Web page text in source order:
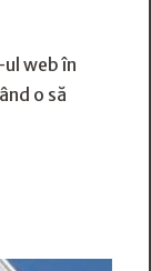
web în
o să